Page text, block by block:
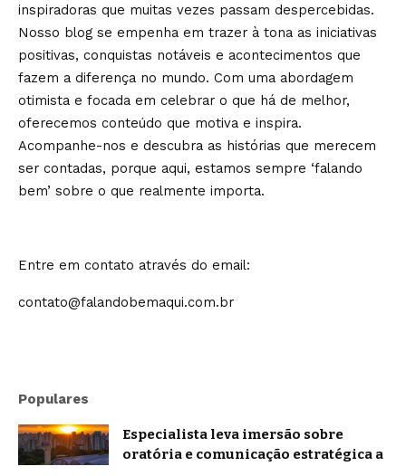
inspiradoras que muitas vezes passam despercebidas.
Nosso blog se empenha em trazer à tona as iniciativas
positivas, conquistas notáveis e acontecimentos que
fazem a diferença no mundo. Com uma abordagem
otimista e focada em celebrar o que há de melhor,
oferecemos conteúdo que motiva e inspira.
Acompanhe-nos e descubra as histórias que merecem
ser contadas, porque aqui, estamos sempre ‘falando
bem’ sobre o que realmente importa.
Entre em contato através do email:
contato@falandobemaqui.com.br
Populares
Especialista leva imersão sobre
oratória e comunicação estratégica a